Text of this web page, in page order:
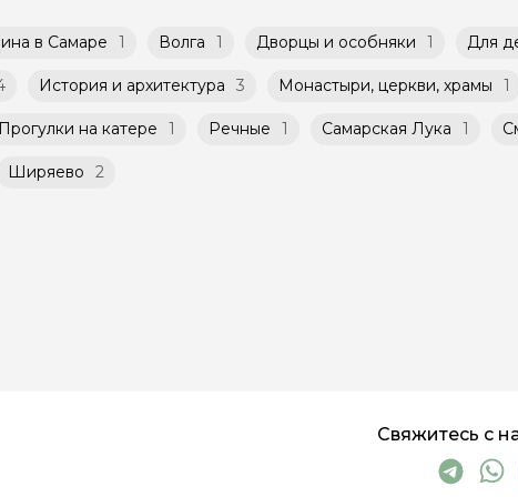
в Самаре 1 Волга 1 Дворцы и особняки 1 Для
История и архитектура 3 Монастыри, церкви, храмы 1
Прогулки на катере 1 Речные 1 Самарская Лука 1
Ширяево 2
Свяжитесь с